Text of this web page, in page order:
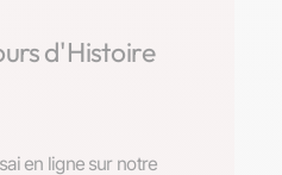
d'Histoire
en ligne sur notre